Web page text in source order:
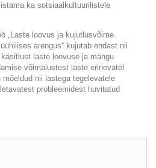
ka sotsiaalkultuurilistele
„Laste loovus ja kujutlusvõime.
arengus“ kujutab endast nii
laste loovuse ja mängu
võimalustest laste erinevatel
mõeldud nii lastega tegelevatele
probleemidest huvitatud